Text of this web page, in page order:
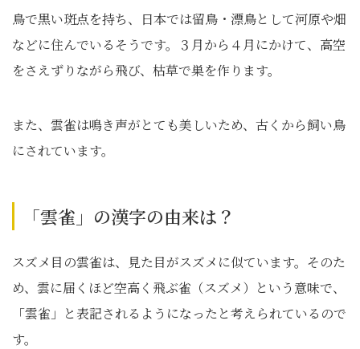
鳥で黒い斑点を持ち、日本では留鳥・漂鳥として河原や畑
などに住んでいるそうです。３月から４月にかけて、高空
をさえずりながら飛び、枯草で巣を作ります。
また、雲雀は鳴き声がとても美しいため、古くから飼い鳥
にされています。
「雲雀」の漢字の由来は？
スズメ目の雲雀は、見た目がスズメに似ています。そのた
め、雲に届くほど空高く飛ぶ雀（スズメ）という意味で、
「雲雀」と表記されるようになったと考えられているので
す。